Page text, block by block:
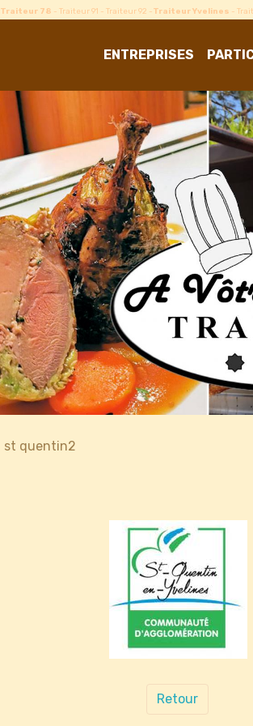
Traiteur 78 - Traiteur 91 - Traiteur 92 -Traiteur Yvelines -
ENTREPRISES
st quentin2
Retour